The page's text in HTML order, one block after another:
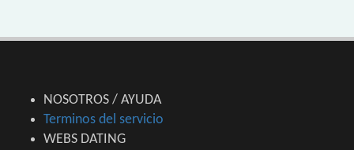
NOSOTROS / AYUDA
Terminos del servicio
WEBS DATING